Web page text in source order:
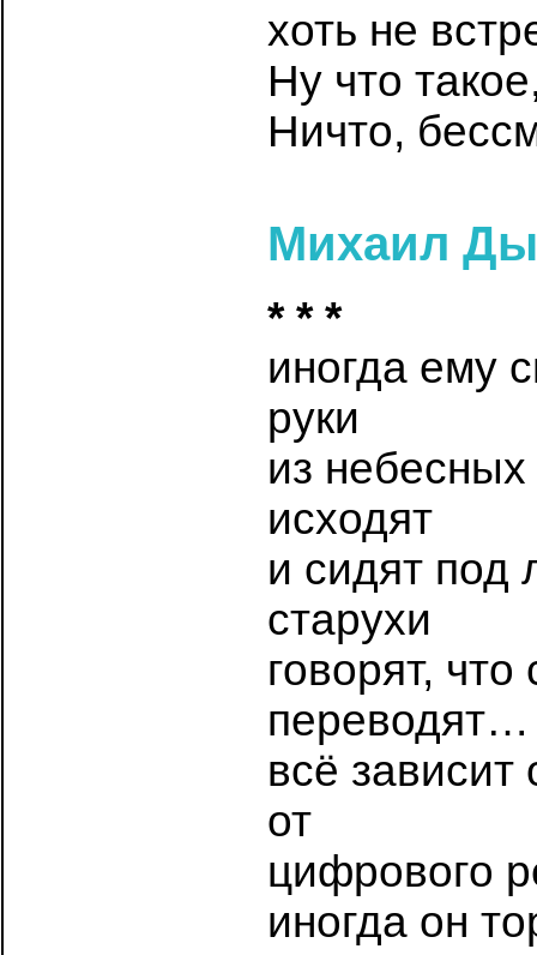
хоть не
Ну что
Ничто,
Михаил
* * *
иногда ему
руки
из
исходят
и сидят
старухи
говорят,
переводят…
всё зависит
от
цифрового
иногда он